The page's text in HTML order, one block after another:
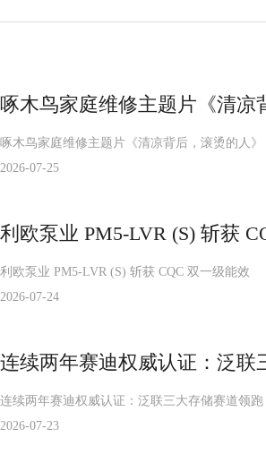
啄木鸟家庭维修主题片《清
啄木鸟家庭维修主题片《清凉背后，滚烫的人》
2026-07-25
利欧泵业 PM5-LVR (S) 斩获
利欧泵业 PM5-LVR (S) 斩获 CQC 双一级能效
2026-07-24
连续两年赛迪权威认证：泛联
连续两年赛迪权威认证：泛联三大存储赛道领跑
2026-07-23